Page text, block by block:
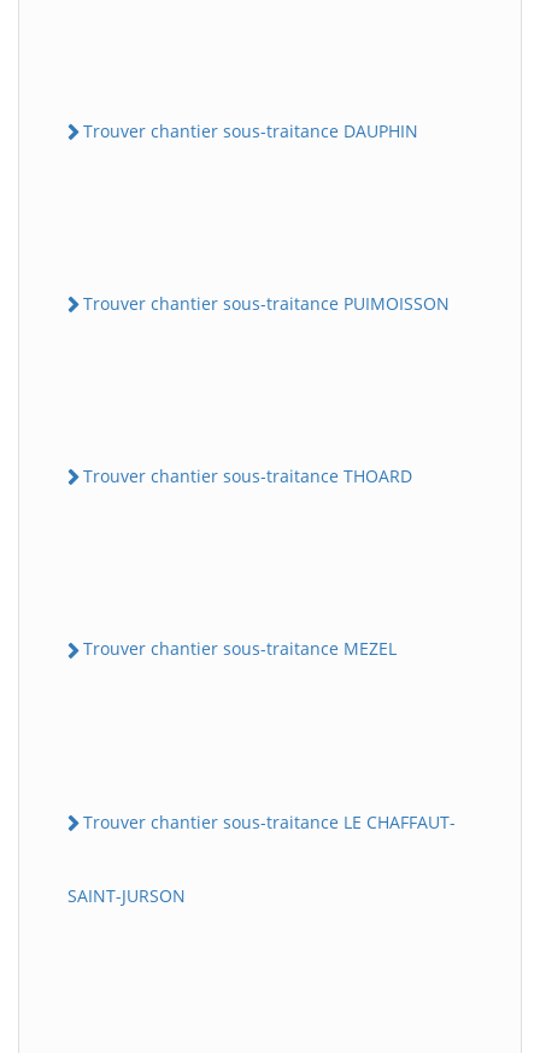
Trouver chantier sous-traitance DAUPHIN
Trouver chantier sous-traitance PUIMOISSON
Trouver chantier sous-traitance THOARD
Trouver chantier sous-traitance MEZEL
Trouver chantier sous-traitance LE CHAFFAUT-
SAINT-JURSON